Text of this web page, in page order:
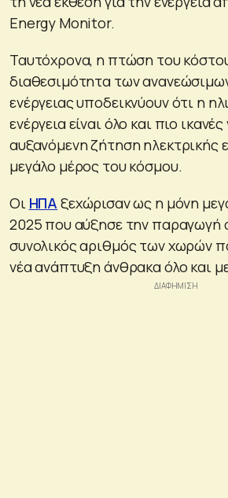
Energy Monitor.
Ταυτόχρονα, η πτώση του
διαθεσιμότητα των
ενέργειας υποδεικνύουν ότι η
ενέργεια είναι όλο και πιο
αυξανόμενη ζήτηση ηλεκτρικής
μεγάλο μέρος του κόσμου.
Οι ΗΠΑ ξεχώρισαν ως η μόνη
2025 που αύξησε την παραγωγή
συνολικός αριθμός των χωρών
νέα ανάπτυξη άνθρακα όλο και